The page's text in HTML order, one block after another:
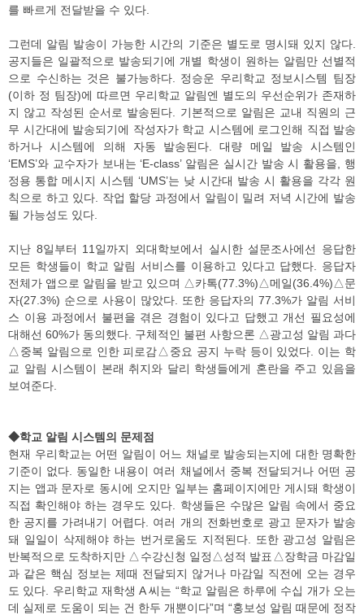
를 빠르게 전달받을 수 있다.
그런데 알림 발송이 가능한 시간의 기준은 별도로 명시돼 있지 않다.
공지들은 일괄적으로 발송되기에 개별 학생이 원하는 알림만 선별적
으로 수신하는 것은 불가능하다. 정승운 우리학교 정보시스템 팀장
(이하 정 팀장)에 따르면 우리학교 알림엔 별도의 우선순위가 존재하
지 않고 작성된 순서로 발송된다. 기본적으로 알림은 교내 직원의 근
무 시간대에 발송되기에 작성자가 학교 시스템에 로그인해 직접 발송
하거나 시스템에 의해 자동 발송된다. 대량 메일 발송 시스템인
‘EMS’와 교수자가 보내는 ‘E-class’ 알림은 실시간 발송 시 활용을, 행
정용 통합 메시지 시스템 ‘UMS’는 낮 시간대 발송 시 활용을 각각 원
칙으로 하고 있다. 작업 할당 과정에서 알림이 밀려 저녁 시간에 발송
될 가능성도 있다.
지난 8일부터 11일까지 외대학보에서 실시한 설문조사에선 응답한
모든 학생들이 학교 알림 서비스를 이용하고 있다고 답했다. 응답자
전체가 앱으로 알림을 받고 있으며 △카톡(77.3%)△메일(36.4%)△문
자(27.3%) 순으로 사용이 많았다. 또한 응답자의 77.3%가 알림 서비
스 이용 과정에서 불편을 겪은 경험이 있다고 답했고 개선 필요성에
대해선 60%가 동의했다. 구체적인 불편 사항으론 △광고성 알림 과다
△중복 알림으로 인한 피로감△중요 공지 누락 등이 있었다. 이는 학
교 알림 시스템이 본래 취지와 달리 학생들에게 혼란을 주고 있음을
보여준다.
◆학교 알림 시스템의 문제점
현재 우리학교는 어떤 알림이 어느 채널로 발송되는지에 대한 명확한
기준이 없다. 동일한 내용이 여러 채널에서 중복 전달되거나 어떤 공
지는 앱과 문자로 동시에 오지만 일부는 홈페이지에만 게시돼 학생이
직접 확인해야 하는 경우도 있다. 학생들은 수많은 알림 속에서 중요
한 공지를 가려내기 어렵다. 여러 개의 전화번호로 광고 문자가 발송
돼 일일이 삭제해야 하는 번거로움도 지적된다. 또한 광고성 알림은
반복적으로 도착하지만 △수강신청 일정△성적 발표△장학금 마감일
과 같은 핵심 정보는 제때 전달되지 않거나 마감일 직전에 오는 경우
도 있다. 우리학교 재학생 A 씨는 “학교 알림은 하루에 수십 개가 오는
데 실제로 도움이 되는 건 한두 개뿐이다”며 “홍보성 알림 때문에 정작